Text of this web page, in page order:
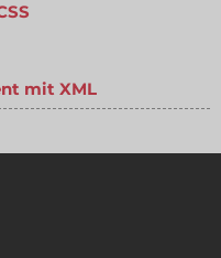
mit XML